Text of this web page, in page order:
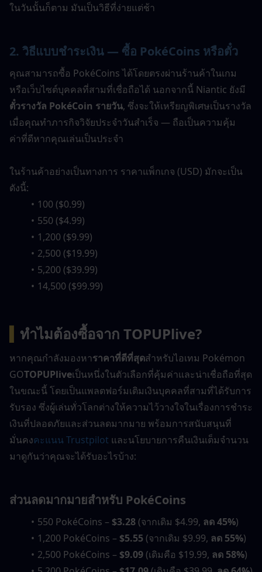
ในวันนั้นก็ตาม มันเป็นวิธีที่ง่ายแต่ช้า
2. วิธีแบบชำระเงิน — ซื้อ PokéCoins หรือตั๋ว
คุณสามารถซื้อ PokéCoins ได้โดยตรงผ่านร้านค้าในเกม
หรือเว็บไซต์บุคคลที่สามที่เชื่อถือได้ นอกจากนี้ Niantic ยังมี
ตั๋วรางวัล PokéCoin รายวัน, ซึ่งจะให้เหรียญพิเศษเป็นรางวัล
เมื่อคุณทำภารกิจวิจัยประจำวันสำเร็จ — ถือเป็นความคุ้ม
ค่าที่ดีหากคุณเล่นเป็นประจำ
ในร้านค้าอย่างเป็นทางการ ราคาแพ็กเกจ (USD) มักจะเป็น
ดังนี้:
100 ($0.99)
550 ($4.99)
1,200 ($9.99)
2,500 ($19.99)
5,200 ($39.99)
14,500 ($99.99)
ทำไมต้องซื้อจาก TOPUPlive?
หากคุณกำลังมองหาราคาที่ดีที่สุดสำหรับไอเทม Pokémon
GOTOPUPliveเป็นหนึ่งในตัวเลือกที่คุ้มค่าและน่าเชื่อถือที่สุด
ในขณะนี้ โดยเป็นแพลตฟอร์มเติมเงินบุคคลที่สามที่ได้รับการ
รับรอง ซึ่งผู้เล่นทั่วโลกต่างให้ความไว้วางใจในเรื่องการชำระ
เงินที่ปลอดภัยและส่วนลดมากมาย พร้อมการสนับสนุนที่
มั่นคงคะแนน Trustpilot และนโยบายการคืนเงินเต็มจำนวน
มาดูกันว่าคุณจะได้รับอะไรบ้าง:
ส่วนลดมากมายสำหรับ PokéCoins
550 PokéCoins – $3.28 (จากเดิม $4.99, ลด 45%)
1,200 PokéCoins – $5.55 (จากเดิม $9.99, ลด 55%)
2,500 PokéCoins – $9.09 (เดิมคือ $19.99, ลด 58%)